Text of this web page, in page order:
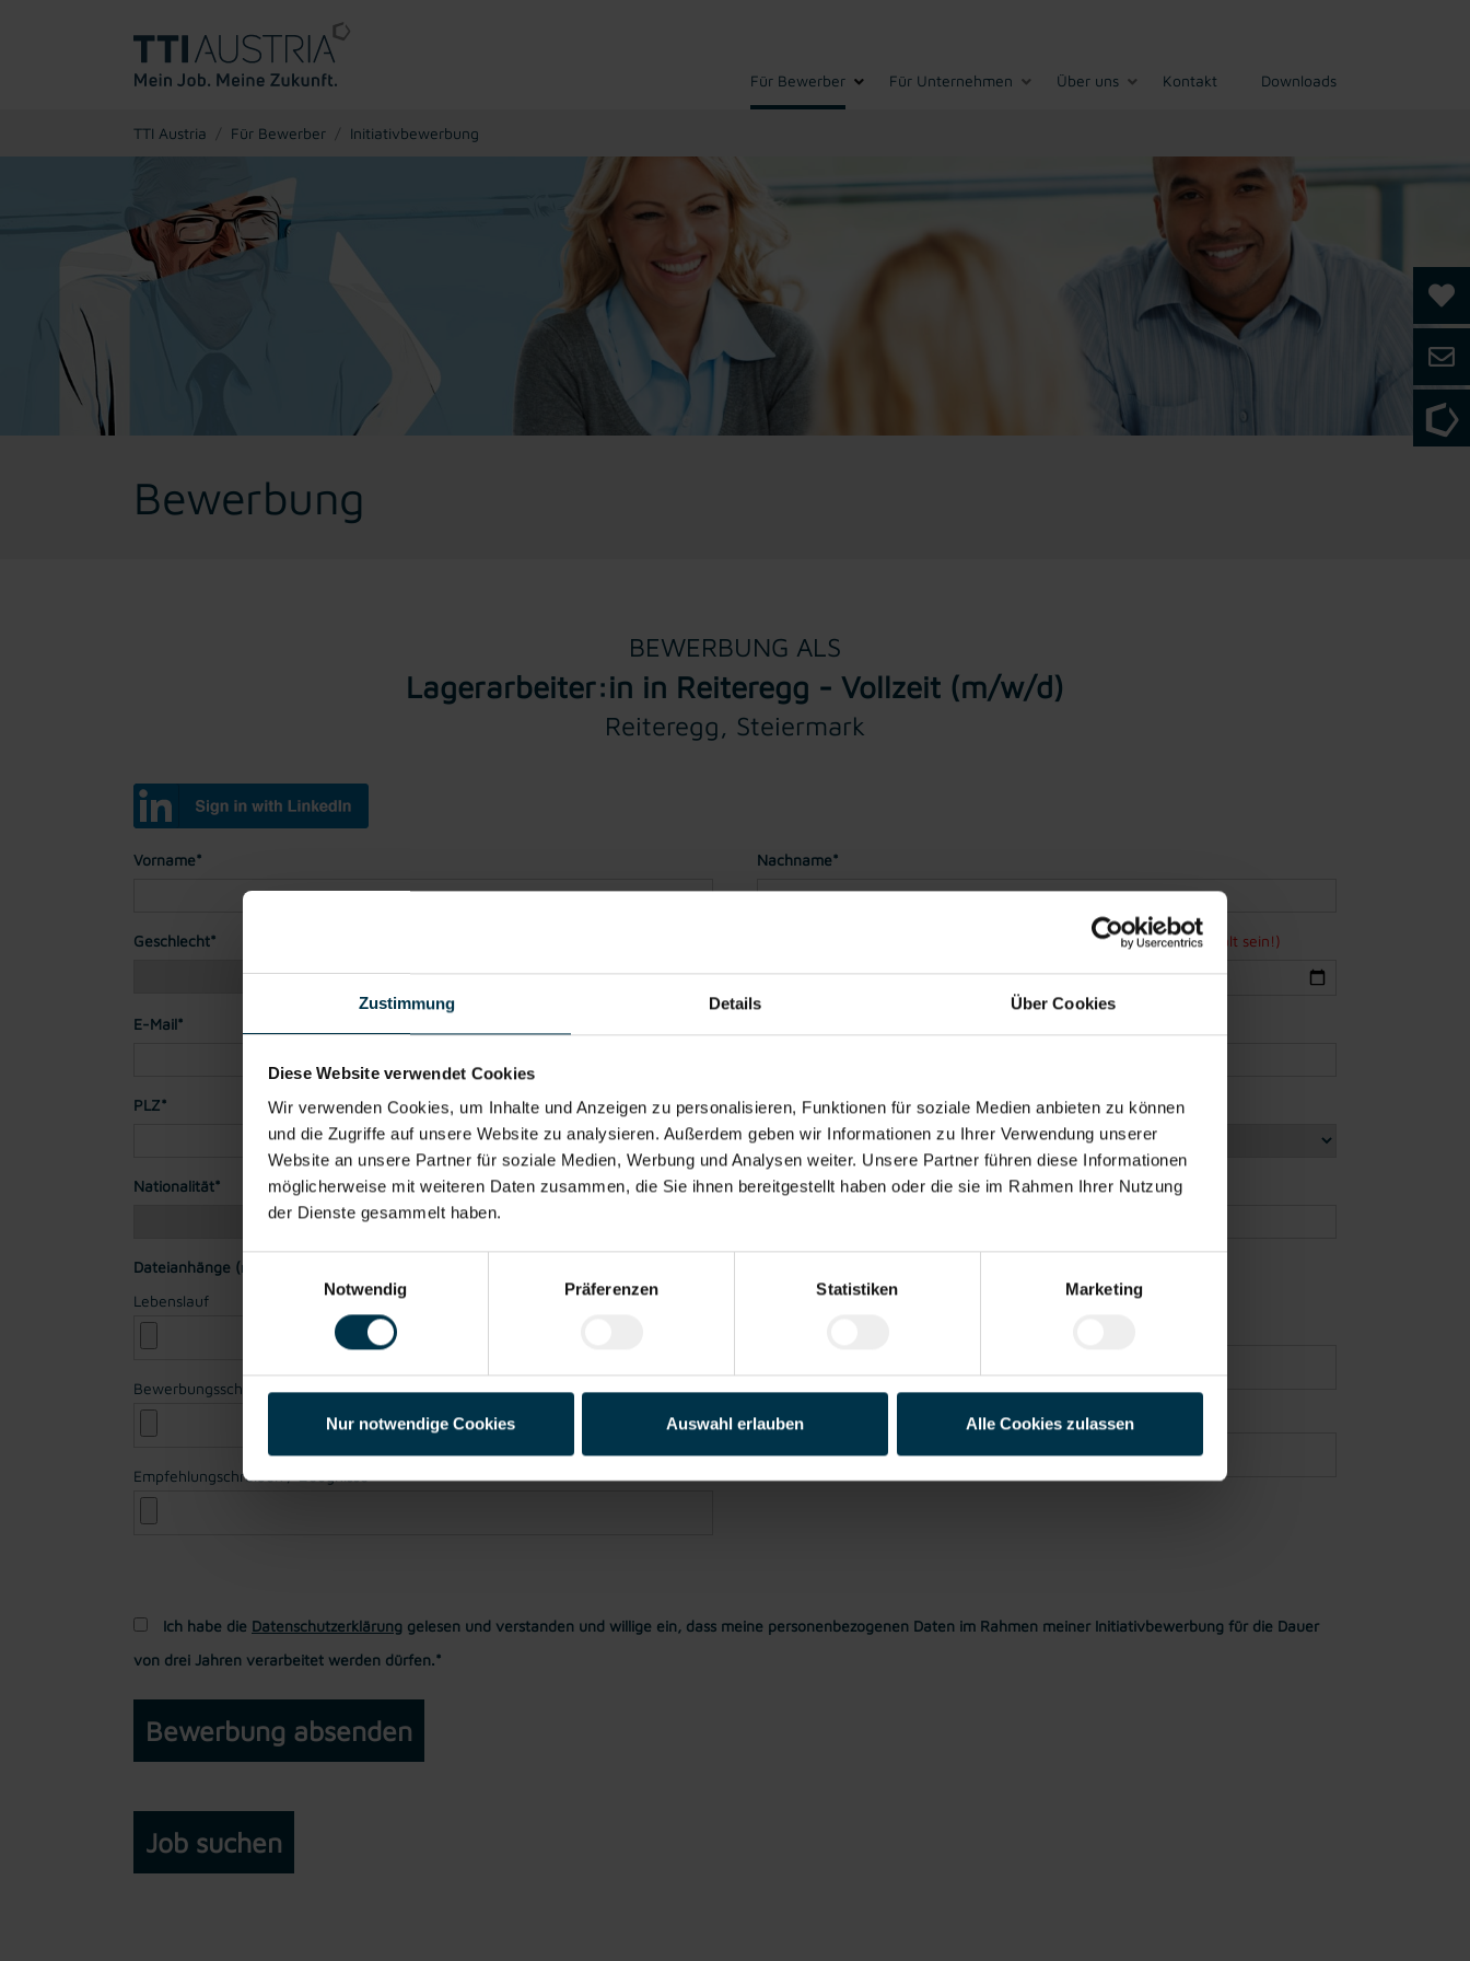
Zustimmung Details Über Cookies
Diese Website verwendet Cookies
Wir verwenden Cookies, um Inhalte und Anzeigen zu personalisieren, Funktionen für soziale Medien anbieten zu können
und die Zugriffe auf unsere Website zu analysieren. Außerdem geben wir Informationen zu Ihrer Verwendung unserer
Website an unsere Partner für soziale Medien, Werbung und Analysen weiter. Unsere Partner führen diese Informationen
möglicherweise mit weiteren Daten zusammen, die Sie ihnen bereitgestellt haben oder die sie im Rahmen Ihrer Nutzung
der Dienste gesammelt haben.
Einwilligungsauswahl
Notwendig
Präferenzen Statistiken Marketing
Nur notwendige Cookies Auswahl erlauben Alle Cookies zulassen
Für Bewerber Für Unternehmen Über uns Kontakt Downloads
TTI Austria Für Bewerber Initiativbewerbung
Bewerbung
BEWERBUNG ALS
Lagerarbeiter:in in Reiteregg - Vollzeit (m/w/d)
Reiteregg, Steiermark
Vorname* Nachname*
Geschlecht* (Sie müssen für eine Bewerbung mindestens 15 Jahre alt sein!)
E-Mail*
PLZ* Stadt* Land*
Nationalität* Telefon*
Dateianhänge (max. 30MB gesamt - Bilder, Word oder PDF)
Lebenslauf
Bewerbungsschreiben
Empfehlungschreiben / Zeugnisse
Datei 5
Ich habe die Datenschutzerklärung gelesen und verstanden und willige ein, dass meine personenbezogenen Daten im Rahmen meiner Initiativbewerbung für die Dauer
von drei Jahren verarbeitet werden dürfen.*
Job suchen